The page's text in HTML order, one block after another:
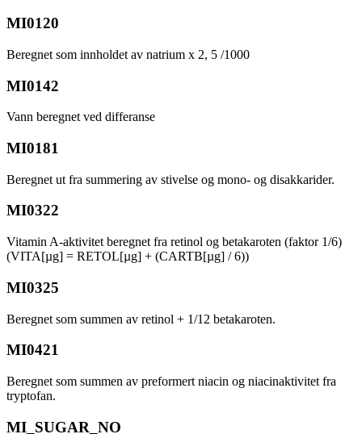
MI0120
Beregnet som innholdet av natrium x 2, 5 /1000
MI0142
Vann beregnet ved differanse
MI0181
Beregnet ut fra summering av stivelse og mono- og disakkarider.
MI0322
Vitamin A-aktivitet beregnet fra retinol og betakaroten (faktor 1/6)
(VITA[µg] = RETOL[µg] + (CARTB[µg] / 6))
MI0325
Beregnet som summen av retinol + 1/12 betakaroten.
MI0421
Beregnet som summen av preformert niacin og niacinaktivitet fra
tryptofan.
MI_SUGAR_NO